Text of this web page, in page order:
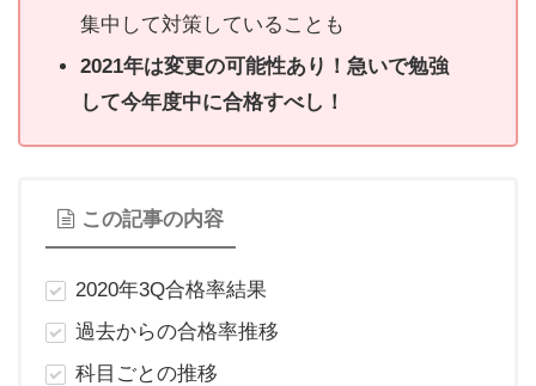
集中して対策していることも
2021年は変更の可能性あり！急いで勉強
して今年度中に合格すべし！
この記事の内容
2020年3Q合格率結果
過去からの合格率推移
科目ごとの推移